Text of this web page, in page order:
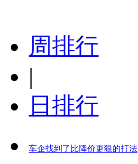
周排行
|
日排行
车企找到了比降价更狠的打法